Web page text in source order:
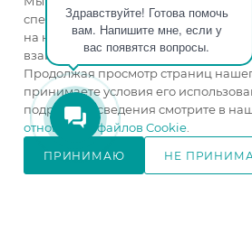
Здравствуйте! Готова помочь
вам. Напишите мне, если у
вас появятся вопросы.
БРЕНДЫ
КОМПАНИЯ
ИНФОРМАЦИЯ
ПОМОЩЬ
специалистами и третьими лицами,
на нашем веб-сайте, что позволяет
взаимодействие с пользователями
Продолжая просмотр страниц
принимаете условия его
подробные сведения смотрите в
отношении файлов Cookie
ПРИНИМАЮ НЕ